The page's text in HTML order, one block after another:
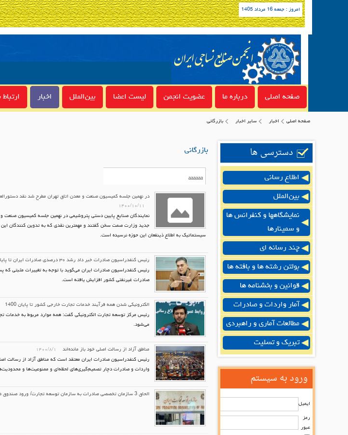
امروز : جمعه 16 مرداد 1405
صفحه اصلی درباره ما عضویت انجمن لیست اعضا بین‌الملل اخبار ارتباط
صفحه اصلی اخبار سایر اخبار بازرگانی
دسترسی ها
اطلاع رسانی
بین‌الملل
نمایشگاهها و کنفرانس ها
و سمینارها
چند رسانه ای
بولتن رشته ها و بافته ها
قوانین و بخشنامه ها
آمار واردات و صادرات
مطالعات آماری و راهبردی
تبریک و تسلیت
ورود به سیستم
ایمیل
رمز
عبور
بازرگانی
در نهمین جلسه کمیسیون صنعت و معدن اتاق تهران مطرح شد نقد
۱۴۰۰/۱۰/۱۱
نمایندگان صنایع پایین دستی پتروشیمی در نهمین جلسه کمیسیون صنعت
جدید وزارت صمت سخن گفتند و مهمترین نقدی که به تدوین کنندگان این
سیستماتیک به اطلاع ذینفعان این حوزه نرسیده است.
رئیس کنفدراسیون صادرات خبر داد رشد ۳۰ درصدی صادرات ایران تا پایان ۱۴۰۰
رئیس کنفدراسیون صادرات ایران می‌گوید با توجه به تغییرات مثبتی
صادرات غیرنفتی کشور افزایش یافته است.
الکترونیکی شدن همه فرآیند خدمات تجارت خارجی کشور تا پایان 1400
رئیس مرکز توسعه تجارت الکترونیکی گفت: همه موارد مربوط به خدمات
می‌شود.
مناطق آزاد از رسالت اصلی خود باز مانده‌اند ۱۴۰۰/۸/۱
رئیس کنفدراسیون صادرات ایران معتقد است که مناطق آزاد از رسالت
واردات و صادرات دچار تصمیم‌گیری‌های لحظه‌ای و ممنوعیت‌ها و
الحاق 3 سازمان تخصصی صادرات به سازمان توسعه تجارت/ ورود صندوق ضمانت صادرات برای فرماندهی واحد